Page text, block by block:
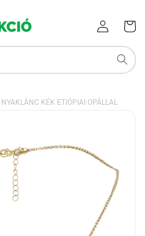
Bejelentkezés
kosara
KÉK ETIÓPIAI OPÁLLAL